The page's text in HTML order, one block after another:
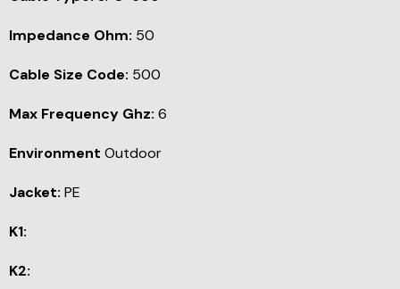
Impedance Ohm: 50
Cable Size Code: 500
Max Frequency Ghz: 6
Environment Outdoor
Jacket: PE
K1:
K2: